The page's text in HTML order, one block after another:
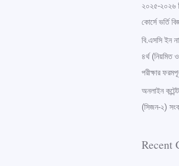
২০২৫-২০২৬
কোর্সে ভর্তি
বি.এসসি ইন
৪র্থ (নিয়মিত
পরীক্ষার
অনলাইন
(সিজন-২)
Recent